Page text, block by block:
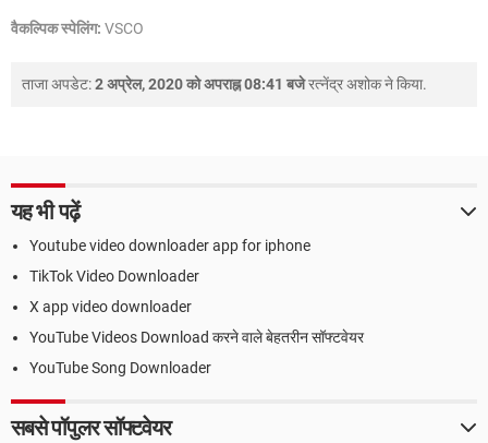
वैकल्पिक स्पेलिंग: VSCO
ताजा अपडेट:2 अप्रेल, 2020 को अपराह्न 08:41 बजेरत्नेंद्र अशोकने किया.
यह भी पढ़ें
Youtube video downloader app for iphone
TikTok Video Downloader
X app video downloader
YouTube Videos Download करने वाले बेहतरीन सॉफ्टवेयर
YouTube Song Downloader
सबसे पॉपुलर सॉफ्टवेयर